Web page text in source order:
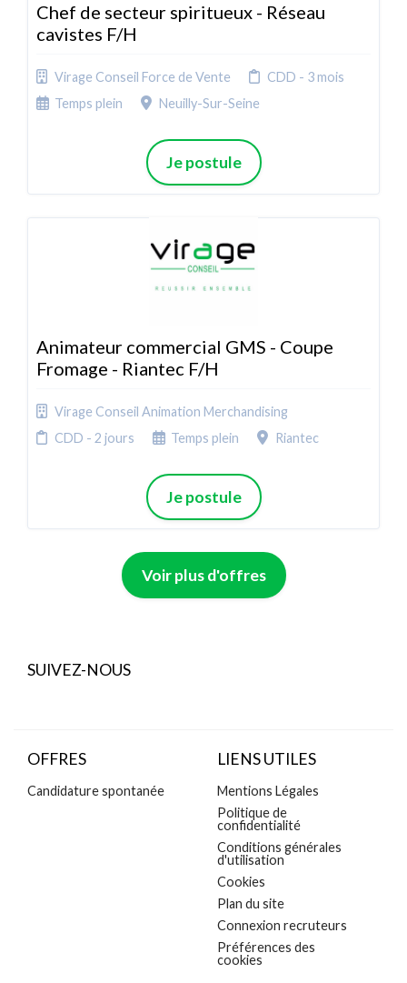
Chef de secteur spiritueux - Réseau
cavistes F/H
Virage Conseil Force de Vente
CDD - 3 mois
Temps plein
Neuilly-Sur-Seine
Je postule
Animateur commercial GMS - Coupe
Fromage - Riantec F/H
Virage Conseil Animation Merchandising
CDD - 2 jours
Temps plein Riantec
Je postule
Voir plus d'offres
SUIVEZ-NOUS
OFFRES
Candidature spontanée
LIENS UTILES
Mentions Légales
Politique de
confidentialité
Conditions générales
d'utilisation
Cookies
Plan du site
Connexion recruteurs
Préférences des
cookies